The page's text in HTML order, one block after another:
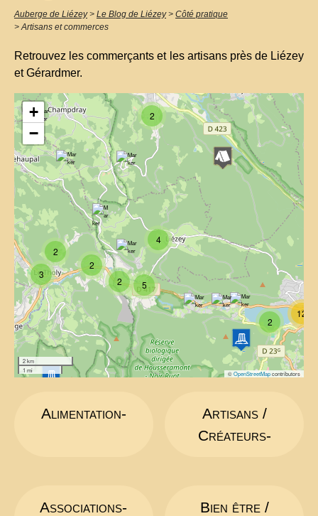
Auberge de Liézey > Le Blog de Liézey > Côté pratique
>Artisans et commerces
Retrouvez les commerçants et les artisans près de Liézey
et Gérardmer.
2
2
12
2
3
2
5
2
4
+
−
2 km
1 mi
©OpenStreetMapcontributors
Alimentation-
Artisans /
Créateurs-
Associations-
Bien être /